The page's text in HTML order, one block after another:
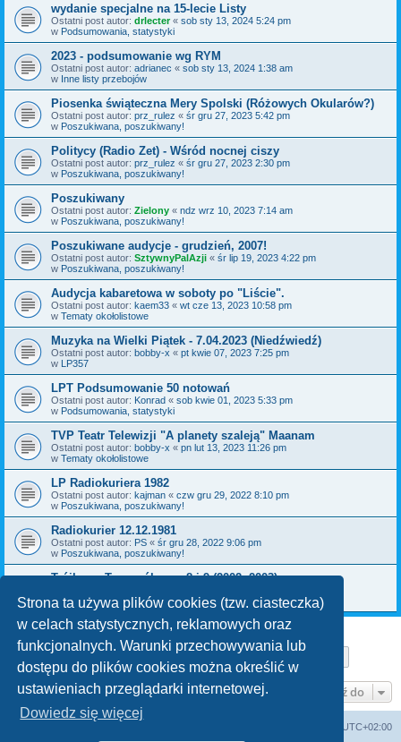
Strona ta używa plików cookies (tzw. ciasteczka)
w celach statystycznych, reklamowych oraz
funkcjonalnych. Warunki przechowywania lub
dostępu do plików cookies można określić w
ustawieniach przeglądarki internetowej.
Dowiedz się więcej
wydanie specjalne na 15-lecie Listy
Ostatni post autor: drlecter« sob sty 13, 2024 5:24 pm
w Podsumowania, statystyki
2023 - podsumowanie wg RYM
Ostatni post autor: adrianec « sob sty 13, 2024 1:38 am
w Inne listy przebojów
Piosenka świąteczna Mery Spolski (Różowych Okularów?)
Ostatni post autor: prz_rulez « śr gru 27, 2023 5:42 pm
w Poszukiwana, poszukiwany!
Politycy (Radio Zet) - Wśród nocnej ciszy
Ostatni post autor: prz_rulez « śr gru 27, 2023 2:30 pm
w Poszukiwana, poszukiwany!
Poszukiwany
Ostatni post autor: Zielony « ndz wrz 10, 2023 7:14 am
w Poszukiwana, poszukiwany!
Poszukiwane audycje - grudzień, 2007!
Ostatni post autor: SztywnyPalAzji « śr lip 19, 2023 4:22 pm
w Poszukiwana, poszukiwany!
Audycja kabaretowa w soboty po "Liście".
Ostatni post autor: kaem33 « wt cze 13, 2023 10:58 pm
w Tematy okołolistowe
Muzyka na Wielki Piątek - 7.04.2023 (Niedźwiedź)
Ostatni post autor: bobby-x « pt kwie 07, 2023 7:25 pm
w LP357
LPT Podsumowanie 50 notowań
Ostatni post autor: Konrad « sob kwie 01, 2023 5:33 pm
w Podsumowania, statystyki
TVP Teatr Telewizji "A planety szaleją" Maanam
Ostatni post autor: bobby-x « pn lut 13, 2023 11:26 pm
w Tematy okołolistowe
LP Radiokuriera 1982
Ostatni post autor: kajman « czw gru 29, 2022 8:10 pm
w Poszukiwana, poszukiwany!
Radiokurier 12.12.1981
Ostatni post autor: PS « śr gru 28, 2022 9:06 pm
w Poszukiwana, poszukiwany!
Trójkowy Top ogólny nr 8 i 9 (2002, 2003)
w Poszukiwana, poszukiwany!
Znaleziono 709 wyników Strona 1z 29
3
Przejdź do
UTC+02:00